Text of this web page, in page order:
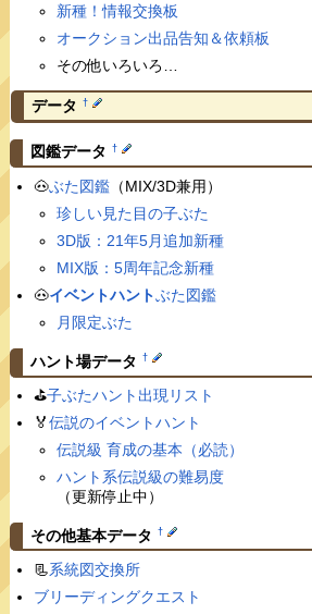
新種！情報交換板
オークション出品告知＆依頼板
その他いろいろ…
データ †
図鑑データ †
🐽ぶた図鑑（MIX/3D兼用）
珍しい見た目の子ぶた
3D版：21年5月追加新種
MIX版：5周年記念新種
🐽イベントハントぶた図鑑
月限定ぶた
ハント場データ †
⛳️子ぶたハント出現リスト
🏅伝説のイベントハント
伝説級 育成の基本（必読）
ハント系伝説級の難易度
（更新停止中）
その他基本データ †
📃系統図交換所
ブリーディングクエスト